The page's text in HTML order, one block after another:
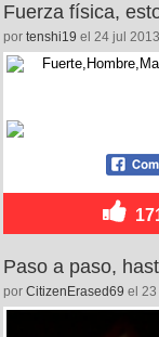
Fuerza física,
por tenshi19 el 24 jul
Paso a paso,
por CitizenErased69 el 23